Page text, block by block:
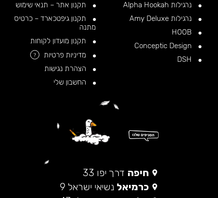
נרגילות Alpha Hookah
נרגילות Amy Deluxe
תקנון אתר – תנאי שימוש
תקנון גיפטכארד – כרטיס
מתנה
תקנון מועדון לקוחות
מדיניות פרטיות
?
הצהרת נגישות
החשבון שלי
חיפה דרך יפו 33
כרמיאל נשיאי ישראל 9